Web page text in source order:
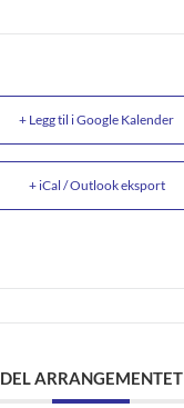
+ Legg til i Google Kalender
+ iCal / Outlook eksport
DEL ARRANGEMENTET